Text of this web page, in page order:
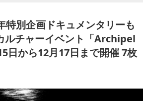
特別企画ドキュメンタリーも
チャーイベント「Archipel
日から12月17日まで開催 7枚